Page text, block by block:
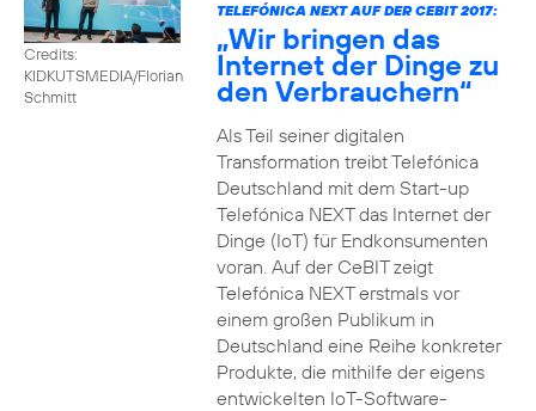
Credits:
KIDKUTSMEDIA/Florian
Schmitt
TELEFÓNICA NEXT AUF DER CEBIT 2017:
„Wir bringen das
Internet der Dinge zu
den Verbrauchern“
Als Teil seiner digitalen
Transformation treibt Telefónica
Deutschland mit dem Start-up
Telefónica NEXT das Internet der
Dinge (IoT) für Endkonsumenten
voran. Auf der CeBIT zeigt
Telefónica NEXT erstmals vor
einem großen Publikum in
Deutschland eine Reihe konkreter
Produkte, die mithilfe der eigens
entwickelten IoT-Software-